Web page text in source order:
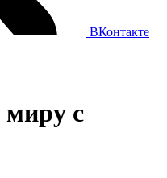
ВКонтакте
миру с